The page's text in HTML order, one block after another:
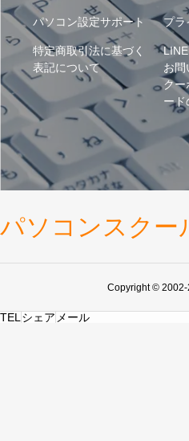
パソコン設定サポート プラ
特定商取引法に基づく
表記について
お問
クー
ード
パソコンスクー
Copyright ©
TEL シェア メール